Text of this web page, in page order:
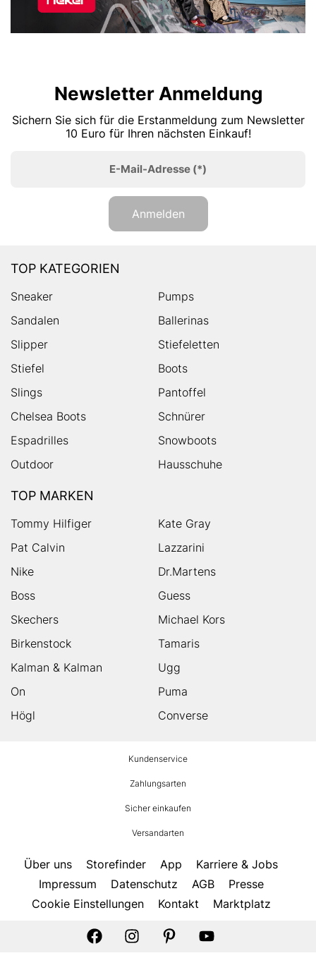
Newsletter Anmeldung
Sichern Sie sich für die Erstanmeldung zum Newsletter
10 Euro für Ihren nächsten Einkauf!
E-Mail-Adresse (*)
Anmelden
TOP KATEGORIEN
Sneaker
Pumps
Sandalen
Ballerinas
Slipper
Stiefeletten
Stiefel
Boots
Slings
Pantoffel
Chelsea Boots
Schnürer
Espadrilles
Snowboots
Outdoor
Hausschuhe
TOP MARKEN
Tommy Hilfiger
Kate Gray
Pat Calvin
Lazzarini
Nike
Dr.Martens
Boss
Guess
Skechers
Michael Kors
Birkenstock
Tamaris
Kalman & Kalman
Ugg
On
Puma
Högl
Converse
Kundenservice
Zahlungsarten
Sicher einkaufen
Versandarten
Über uns Storefinder App
Karriere & Jobs
Impressum
Datenschutz AGB
Presse
Cookie Einstellungen
Kontakt Marktplatz